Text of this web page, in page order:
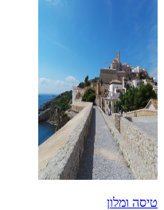
טיסה ומלון